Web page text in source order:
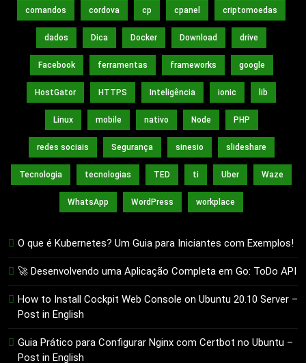
comandos cordova cp cpanel criptomoedas
dados Dica Docker Download drive
Facebook ferramentas frameworks google
HostGator HTTPS Inteligência ionic lib
Linux mobile nativo Node PHP
redes sociais Segurança sinesio slideshare
Tecnologia tecnologias TED ti Uber Waze
WhatsApp WordPress workplace
O que é Kubernetes? Um Guia para Iniciantes com Exemplos!
🚀 Desenvolvendo uma Aplicação Completa em Go: ToDo API
How to Install Cockpit Web Console on Ubuntu 20.10 Server –
Post in English
Guia Prático para Configurar Nginx com Certbot no Ubuntu –
Post in English